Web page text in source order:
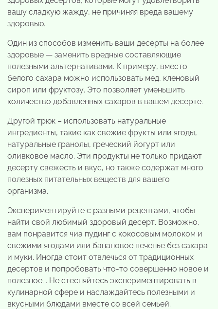
вашу сладкую жажду, не причиняя вреда вашему
здоровью.
Один из способов изменить ваши десерты на более
здоровые — заменить вредные составляющие
полезными альтернативами. К примеру, вместо
белого сахара можно использовать мед, кленовый
сироп или фруктозу. Это позволяет уменьшить
количество добавленных сахаров в вашем десерте.
Другой трюк – использовать натуральные
ингредиенты, такие как свежие фрукты или ягоды,
натуральные гранолы, греческий йогурт или
оливковое масло. Эти продукты не только придают
десерту свежесть и вкус, но также содержат много
полезных питательных веществ для вашего
организма.
Экспериментируйте с разными рецептами, чтобы
найти свой любимый здоровый десерт. Возможно,
вам понравится чиа пудинг с кокосовым молоком и
свежими ягодами или банановое печенье без сахара
и муки. Иногда стоит отвлечься от традиционных
десертов и попробовать что-то совершенно новое и
полезное. . Не стесняйтесь экспериментировать в
кулинарной сфере и наслаждайтесь полезными и
вкусными блюдами вместе со всей семьей.